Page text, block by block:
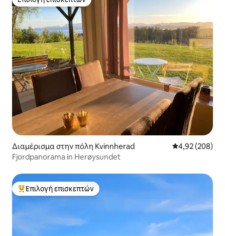
Επιλογή επισκεπτών
Διαμέρισμα στην πόλη Kvinnherad Μέση
4,92 (208)
Fjordpanorama in Herøysundet
Κορυφαία επιλογή επισκεπτών
Επιλογή επισκεπτών